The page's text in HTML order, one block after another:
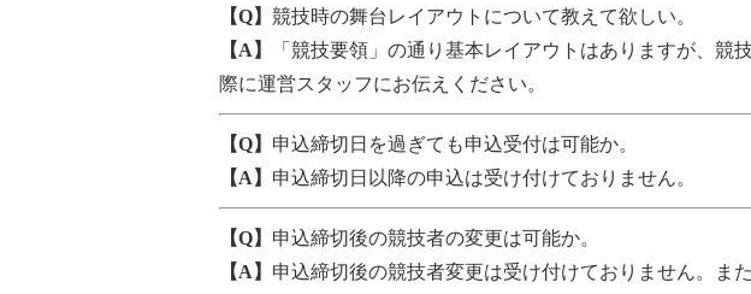
【Q】 競技時の舞台レイアウトについて教えて欲しい。
【A】
「競技要領」の通り基本レイアウトはありますが、
際に運営スタッフにお伝えください。
【Q】 申込締切日を過ぎても申込受付は可能か。
【A】 申込締切日以降の申込は受け付けておりません。
【Q】 申込締切後の競技者の変更は可能か。
【A】 申込締切後の競技者変更は受け付けておりません。ま